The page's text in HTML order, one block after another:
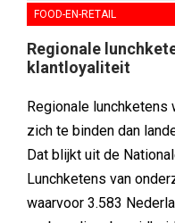
FOOD-EN-RETAIL
Regionale
klantloyaliteit
Regionale lunchketens
zich te binden dan
Dat blijkt uit de
Lunchketens van
waarvoor 3.583